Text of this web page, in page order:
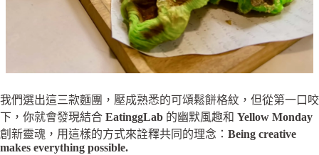
我們選出這三款麵團，壓成熟悉的可頌鬆餅格紋，但從第一口咬
下，你就會發現結合 EatinggLab 的幽默風趣和 Yellow Monday
創新靈魂，用這樣的方式來詮釋共同的理念： Being creative
makes everything possible.